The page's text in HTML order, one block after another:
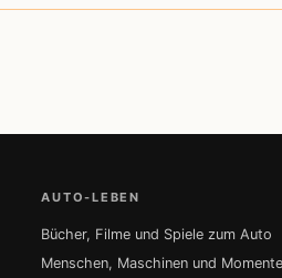
AUTO-LEBEN
Bücher, Filme und Spiele zum Auto
Menschen, Maschinen und Momente